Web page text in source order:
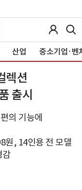
산업 중소기업·벤
렉션
출시
의 기능에
원, 14인용 전 모델
감